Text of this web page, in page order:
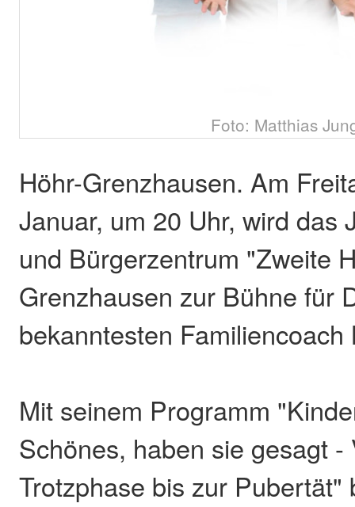
Foto: Matthias
Höhr-Grenzhausen. Am
Januar, um 20 Uhr, wird das
und Bürgerzentrum "Zweite
Grenzhausen zur Bühne für
bekanntesten
Mit seinem Programm
Schönes, haben sie gesagt -
Trotzphase bis zur Pubertät"